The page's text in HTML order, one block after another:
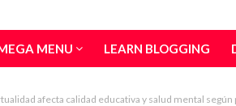
MENU LEARN BLOGGING
afecta calidad educativa y salud mental según